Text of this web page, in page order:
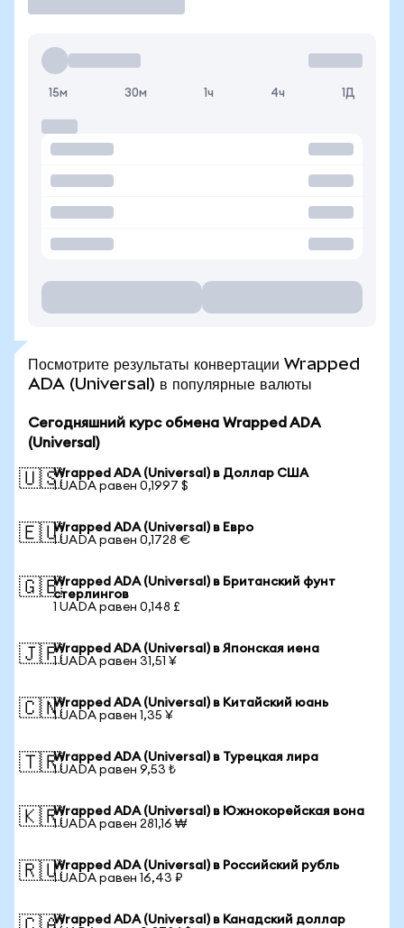
15м 30м 1ч 4ч 1Д
Посмотрите результаты конвертации Wrapped
ADA (Universal) в популярные валюты
Сегодняшний курс обмена Wrapped ADA
(Universal)
🇺🇸Wrapped ADA (Universal) в Доллар США
1 UADA равен 0,1997 $
🇪🇺Wrapped ADA (Universal) в Евро
1 UADA равен 0,1728 €
🇬🇧Wrapped ADA (Universal) в Британский фунт
стерлингов
1 UADA равен 0,148 £
🇯🇵Wrapped ADA (Universal) в Японская иена
1 UADA равен 31,51 ¥
🇨🇳Wrapped ADA (Universal) в Китайский юань
1 UADA равен 1,35 ¥
🇹🇷Wrapped ADA (Universal) в Турецкая лира
1 UADA равен 9,53 ₺
🇰🇷Wrapped ADA (Universal) в Южнокорейская вона
1 UADA равен 281,16 ₩
🇷🇺Wrapped ADA (Universal) в Российский рубль
1 UADA равен 16,43 ₽
Wrapped ADA (Universal) в Канадский доллар